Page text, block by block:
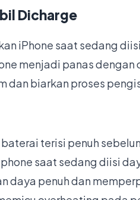
Dicharge
iPhone saat sedang
menjadi panas dengan
dan biarkan proses
terisi penuh
saat sedang diisi
daya penuh dan